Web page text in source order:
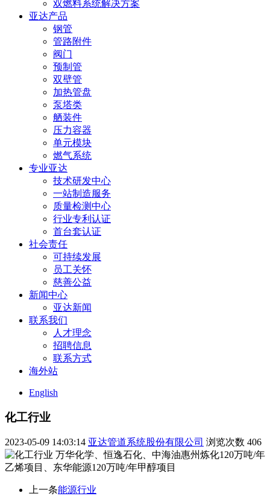
双燃料系统解决方案
亚达产品
钢管
管路附件
阀门
预制管
双壁管
加热管盘
泵塔类
舾装件
压力容器
单元模块
燃气系统
专业亚达
技术研发中心
一站制造服务
质量检测中心
行业专利认证
首台套认证
社会责任
可持续发展
员工关怀
慈善公益
新闻中心
亚达新闻
联系我们
人才理念
招聘信息
联系方式
海外站
English
化工行业
2023-05-09 14:03:14 亚达管道系统股份有限公司 浏览次数 406
万华化学、恒逸石化、中海油惠州炼化120万吨/年
乙烯项目、东华能源120万吨/年甲醇项目
上一条能源行业